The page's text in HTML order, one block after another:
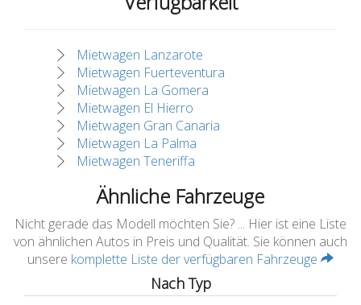
Mietwagen Lanzarote
Mietwagen Fuerteventura
Mietwagen La Gomera
Mietwagen El Hierro
Mietwagen Gran Canaria
Mietwagen La Palma
Mietwagen Teneriffa
Ähnliche Fahrzeuge
Nicht gerade das Modell möchten Sie? ... Hier ist eine Liste
von ähnlichen Autos in Preis und Qualität. Sie können auch
unsere komplette Liste der verfügbaren Fahrzeuge
Nach Typ